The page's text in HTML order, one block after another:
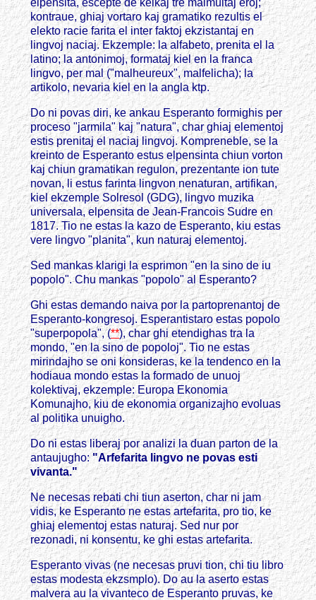
elpensita, escepte de kelkaj tre malmultaj eroj;
kontraue, ghiaj vortaro kaj gramatiko rezultis el
elekto racie farita el inter faktoj ekzistantaj en
lingvoj naciaj. Ekzemple: la alfabeto, prenita el la
latino; la antonimoj, formataj kiel en la franca
lingvo, per mal ("malheureux", malfelicha); la
artikolo, nevaria kiel en la angla ktp.
Do ni povas diri, ke ankau Esperanto formighis per
proceso "jarmila" kaj "natura", char ghiaj elementoj
estis prenitaj el naciaj lingvoj. Kompreneble, se la
kreinto de Esperanto estus elpensinta chiun vorton
kaj chiun gramatikan regulon, prezentante ion tute
novan, li estus farinta lingvon nenaturan, artifikan,
kiel ekzemple Solresol (GDG), lingvo muzika
universala, elpensita de Jean-Francois Sudre en
1817. Tio ne estas la kazo de Esperanto, kiu estas
vere lingvo "planita", kun naturaj elementoj.
Sed mankas klarigi la esprimon "en la sino de iu
popolo". Chu mankas "popolo" al Esperanto?
Ghi estas demando naiva por la partoprenantoj de
Esperanto-kongresoj. Esperantistaro estas popolo
"superpopola", (**), char ghi etendighas tra la
mondo, "en la sino de popoloj". Tio ne estas
mirindajho se oni konsideras, ke la tendenco en la
hodiaua mondo estas la formado de unuoj
kolektivaj, ekzemple: Europa Ekonomia
Komunajho, kiu de ekonomia organizajho evoluas
al politika unuigho.
Do ni estas liberaj por analizi la duan parton de la
antaujugho: "Arfefarita lingvo ne povas esti
vivanta."
Ne necesas rebati chi tiun aserton, char ni jam
vidis, ke Esperanto ne estas artefarita, pro tio, ke
ghiaj elementoj estas naturaj. Sed nur por
rezonadi, ni konsentu, ke ghi estas artefarita.
Esperanto vivas (ne necesas pruvi tion, chi tiu libro
estas modesta ekzsmplo). Do au la aserto estas
malvera au la vivanteco de Esperanto pruvas, ke